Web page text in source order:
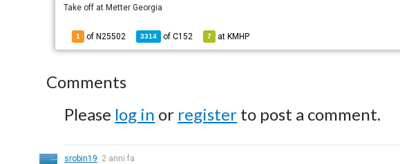
Take off at Metter Georgia
1 of N25502 3314 ofC152 7 at KMHP
Comments
Please log in or register to post a comment.
srobin19 2 anni fa